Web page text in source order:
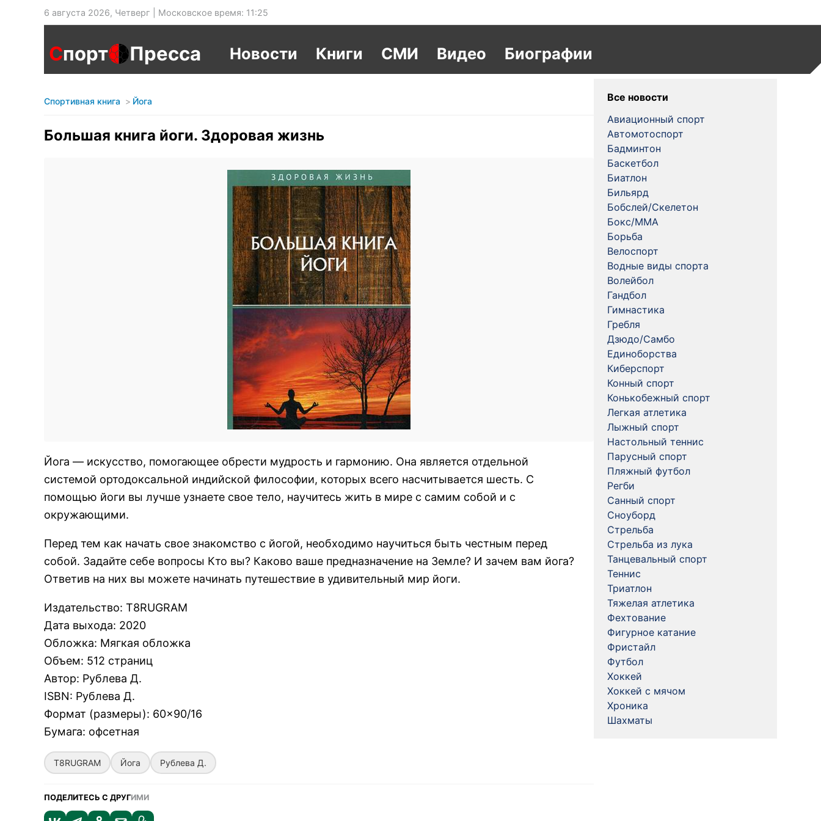
6 августа 2026, Четверг | Московское время: 11:25
Спорт Пресса Новости Книги СМИ Видео Биографии
Спортивная книга Йога
Большая книга йоги. Здоровая жизнь
Йога — искусство, помогающее обрести мудрость и гармонию. Она является отдельной
системой ортодоксальной индийской философии, которых всего насчитывается шесть. С
помощью йоги вы лучше узнаете свое тело, научитесь жить в мире с самим собой и с
окружающими.
Перед тем как начать свое знакомство с йогой, необходимо научиться быть честным перед
собой. Задайте себе вопросы Кто вы? Каково ваше предназначение на Земле? И зачем вам йога?
Ответив на них вы можете начинать путешествие в удивительный мир йоги.
Издательство: T8RUGRAM
Дата выхода: 2020
Обложка: Мягкая обложка
Объем: 512 страниц
Автор: Рублева Д.
ISBN: Рублева Д.
Формат (размеры): 60×90/16
Бумага: офсетная
T8RUGRAM Йога Рублева Д.
ПОДЕЛИТЕСЬ С ДРУГИМИ
Все новости
Авиационный спорт
Автомотоспорт
Бадминтон
Баскетбол
Биатлон
Бильярд
Бобслей/Скелетон
Бокс/MMA
Борьба
Велоспорт
Водные виды спорта
Волейбол
Гандбол
Гимнастика
Гребля
Дзюдо/Самбо
Единоборства
Киберспорт
Конный спорт
Конькобежный спорт
Легкая атлетика
Лыжный спорт
Настольный теннис
Парусный спорт
Пляжный футбол
Регби
Санный спорт
Сноуборд
Стрельба
Стрельба из лука
Танцевальный спорт
Теннис
Триатлон
Тяжелая атлетика
Фехтование
Фигурное катание
Фристайл
Футбол
Хоккей
Хоккей с мячом
Хроника
Шахматы